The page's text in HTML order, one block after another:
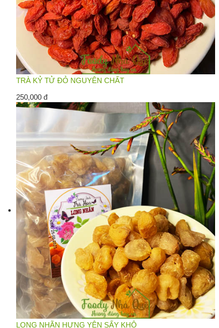
TRÀ KỶ TỬ ĐỎ NGUYÊN CHẤT
250,000 đ
LONG NHÃN HƯNG YÊN SẤY KHÔ